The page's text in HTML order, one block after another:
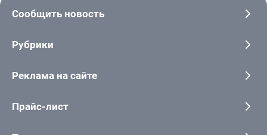
Сообщить новость
Рубрики
Реклама на сайте
Прайс-лист